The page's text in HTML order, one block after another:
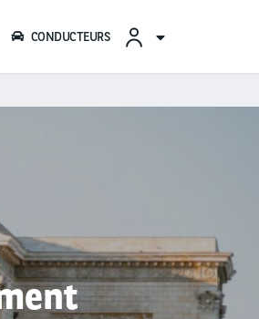
CONDUCTEURS